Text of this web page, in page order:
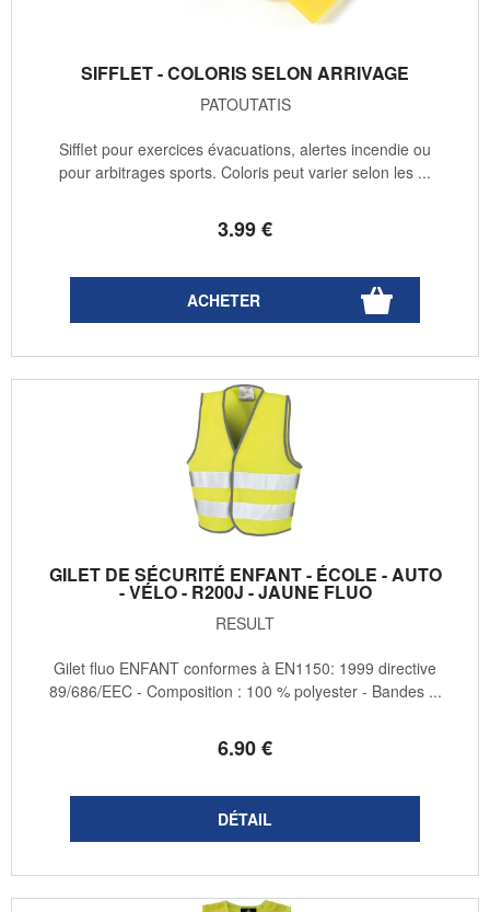
SIFFLET - COLORIS SELON ARRIVAGE
PATOUTATIS
3.99€
Sifflet pour exercices évacuations, alertes incendie ou
pour arbitrages sports. Coloris peut varier selon les ...
GILET DE SÉCURITÉ ENFANT - ÉCOLE - AUTO
- VÉLO - R200J - JAUNE FLUO
RESULT
6.90€
Gilet fluo ENFANT conformes à EN1150: 1999 directive
89/686/EEC - Composition : 100 % polyester - Bandes ...